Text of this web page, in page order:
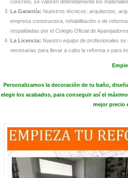
concreto, se valoren detenidamente los
La Garantía: Nuestros técnicos: arquitectos,
empresa constructora, rehabilitación o de
respaldadas por el Colegio Oficial de
La Licencia: Nuestro equipo de profesionales
necesarias para llevar a cabo la reforma o para
Personalizamos ladecoración de tu baño,
elegir los acabados, para conseguir así el
mejor precio